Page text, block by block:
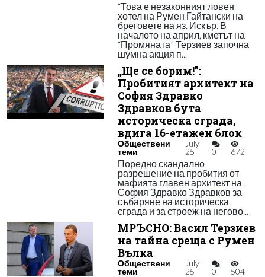
“Това е незаконният ловен
хотел на Румен Гайтански на
бреговете на яз. Искър. В
началото на април, кметът на
“Промяната” Терзиев започна
шумна акция п...
„Ще се борим!”:
Пробитият архитект на
София Здравко
Здравков бута
историческа сграда,
вдига 16-етажен блок
Обществени
теми
July
25
0 672
Поредно скандално
разрешение на пробития от
мафията главен архитект на
София Здравко Здравков за
събаряне на историческа
сграда и за строеж на негово...
МРЪСНО: Васил Терзиев
на тайна среща с Румен
Вълка
Обществени
теми
July
25
0 504